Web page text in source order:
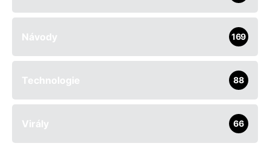
Návody 169
Technologie 88
Virály 66